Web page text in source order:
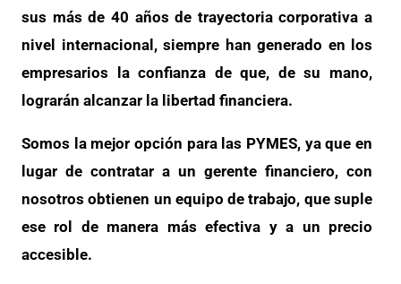
sus más de 40 años de trayectoria corporativa a
nivel internacional, siempre han generado en los
empresarios la confianza de que, de su mano,
lograrán alcanzar la libertad financiera.
Somos la mejor opción para las PYMES, ya que en
lugar de contratar a un gerente financiero, con
nosotros obtienen un equipo de trabajo, que suple
ese rol de manera más efectiva y a un precio
accesible.